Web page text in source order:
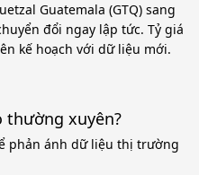
Guatemala (GTQ) sang
đổi ngay lập tức. Tỷ giá
kế hoạch với dữ liệu mới.
thường xuyên?
phản ánh dữ liệu thị trường